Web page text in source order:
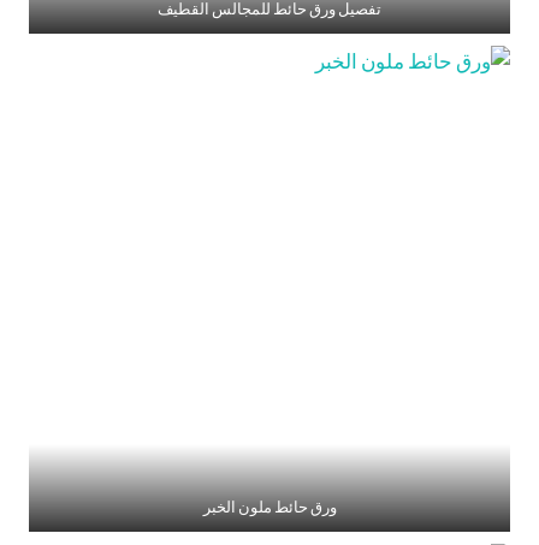
تفصيل ورق حائط للمجالس القطيف
ورق حائط ملون الخبر